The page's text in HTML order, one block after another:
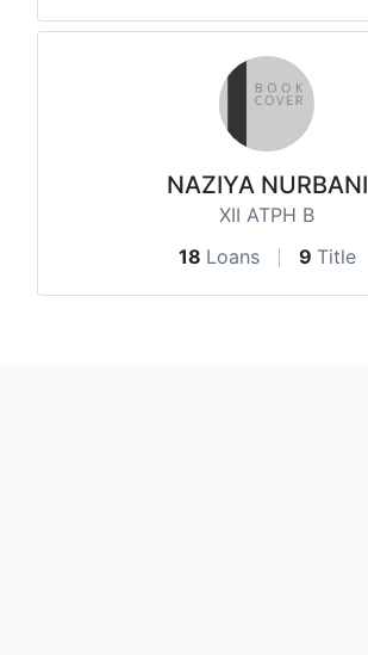
NAZIYA NURBANI
XII ATPH B
18 Loans 9 Title